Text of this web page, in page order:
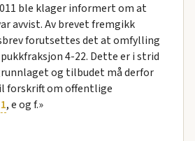
ble klager informert om at
avvist. Av brevet fremgikk
forutsettes det at omfylling
4-22. Dette er i strid
og tilbudet må derfor
forskrift om offentlige
, e og f.»